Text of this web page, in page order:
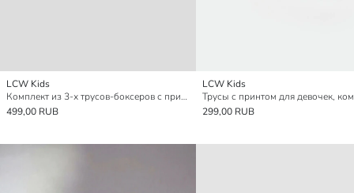
LCW Kids
Комплект из 3-х трусов-боксеров с принтом для девочек
499,00 RUB
LCW Kids
299,00 RUB